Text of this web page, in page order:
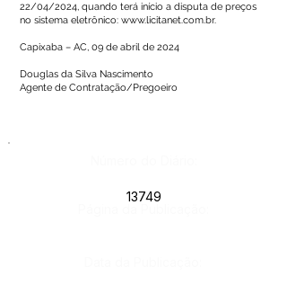
22/04/2024, quando terá início a disputa de preços
no sistema eletrônico: www.licitanet.com.br.
Capixaba – AC, 09 de abril de 2024
Douglas da Silva Nascimento
Agente de Contratação/Pregoeiro
13749